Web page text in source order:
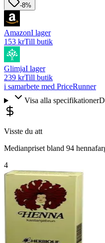
-8%
AmazonI lager
153 krTill butik
GlimjaI lager
239 krTill butik
i samarbete med PriceRunner
Visa alla specifikationer
Visste du att
Medianpriset bland 94
4